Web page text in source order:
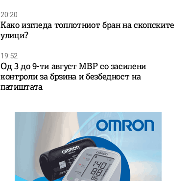
20:20
Како изгледа топлотниот бран на скопските
улици?
19:52
Од 3 до 9-ти август МВР со засилени
контроли за брзина и безбедност на
патиштата